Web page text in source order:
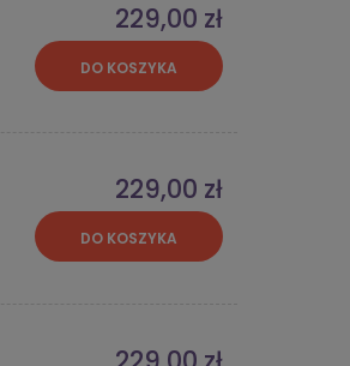
229,00 zł
DO KOSZYKA
229,00 zł
DO KOSZYKA